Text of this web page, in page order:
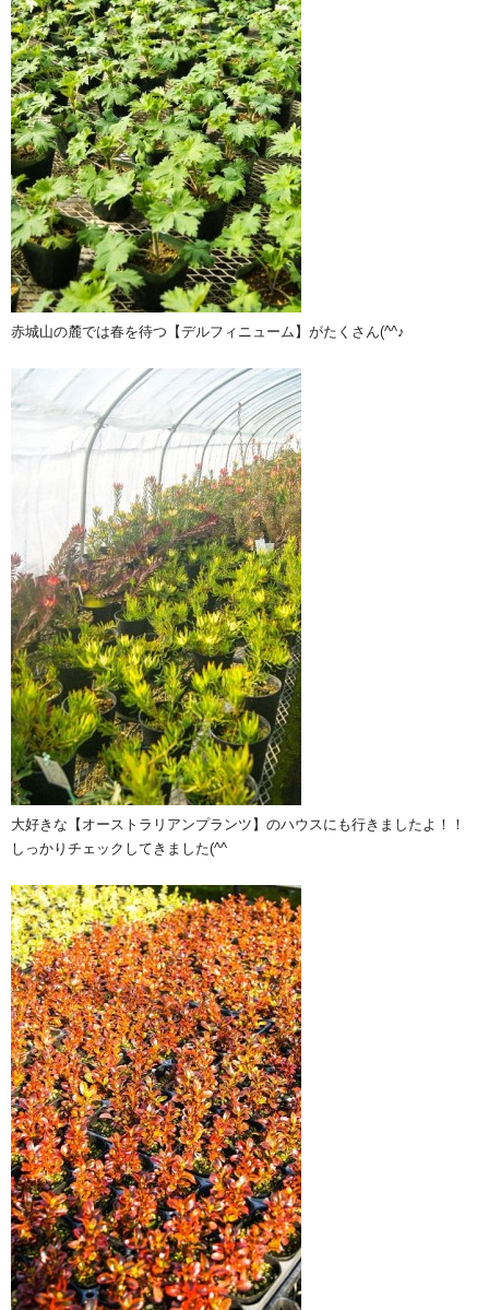
赤城山の麓では春を待つ【デルフィニューム】がたくさん(^^♪
大好きな【オーストラリアンプランツ】のハウスにも行きましたよ！！
しっかりチェックしてきました(^^ゞ